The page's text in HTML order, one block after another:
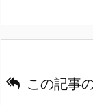
この記事